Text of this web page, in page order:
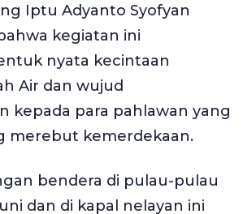
Iptu Adyanto Syofyan
kegiatan ini
nyata kecintaan
Air dan wujud
kepada para pahlawan yang
merebut kemerdekaan.
bendera di pulau-pulau
dan di kapal nelayan ini